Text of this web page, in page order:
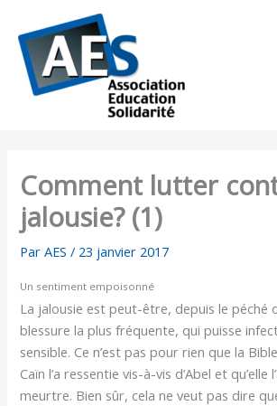
contenu
Comment lutter
jalousie? (1)
ParAES/ 23 janvier 2017
Un sentiment empoisonné
La jalousie est peut-être, depuis le péché
blessure la plus fréquente, qui puisse
sensible. Ce n’est pas pour rien que la
Caïn l’a ressentie vis-à-vis d’Abel et qu’elle
meurtre. Bien sûr, cela ne veut pas dire